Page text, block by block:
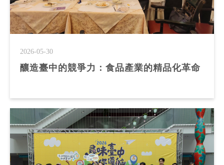
2026-05-30
釀造臺中的競爭力：食品產業的精品化革命